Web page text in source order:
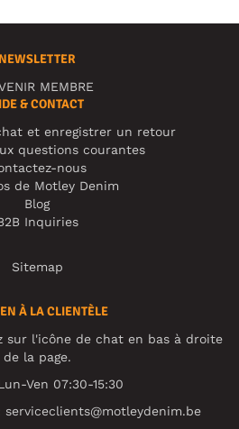
NEWSLETTER
MEMBRE
& CONTACT
et enregistrer un retour
questions courantes
nous
de Motley Denim
Blog
Inquiries
Sitemap
À LA CLIENTÈLE
l'icône de chat en bas à droite
de la page.
Ven 07:30-15:30
serviceclients@motleydenim.be